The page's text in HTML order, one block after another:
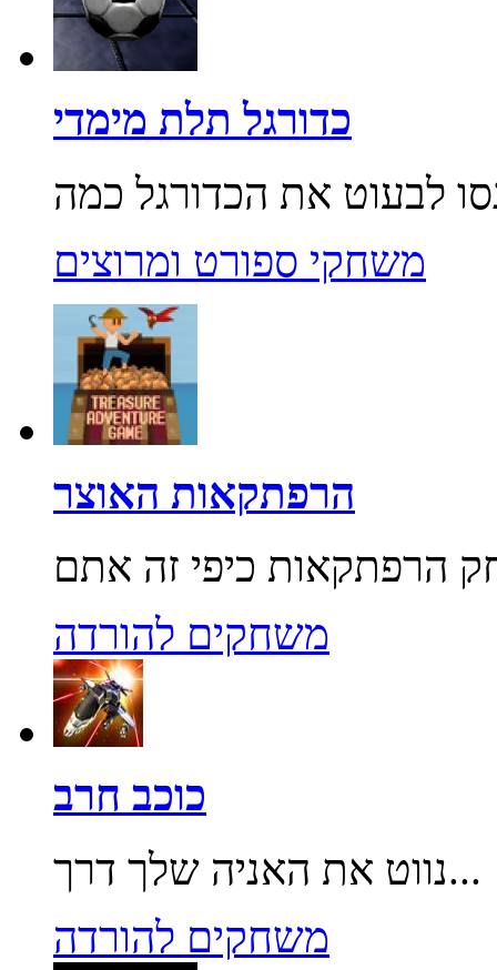
כדורגל תלת מימדי
משחקי ספורט ומרוצים
הרפתקאות האוצר
משחקים להורדה
כוכב חרב
נווט את האניה שלך דרך...
משחקים להורדה